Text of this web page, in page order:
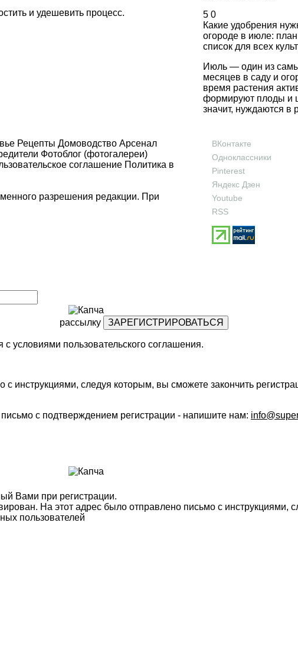
и удешевить процесс.
5 0
Какие удобрения
огороде в июле:
список для всех
Июль — один из
месяцев в саду и
время растения
формируют плоды и
значит, нуждаются в
Рецепты Домоводство Арсенал
Фотоблог (фотогалереи)
соглашение Политика в
разрешения редакции. При
ВКонтакте
Одноклассники
Pinterest
Яндекс Дзен
Youtube
RSS
рассылку
с условиями пользовательского соглашения.
следуя которым, вы сможете закончить
с подтверждением регистрации - напишите нам:
Вами при регистрации.
На этот адрес было отправлено письмо с инструкциями,
пользователей